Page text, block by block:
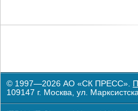
© 1997—2026 АО «СК ПРЕСС».
109147 г. Москва, ул.